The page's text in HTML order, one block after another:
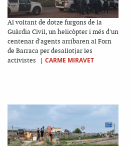
Al voltant de dotze furgons de la
Guàrdia Civil, un helicòpter i més d'un
centenar d'agents arribaren al Forn
de Barraca per desallotjar les
activistes
| CARME MIRAVET